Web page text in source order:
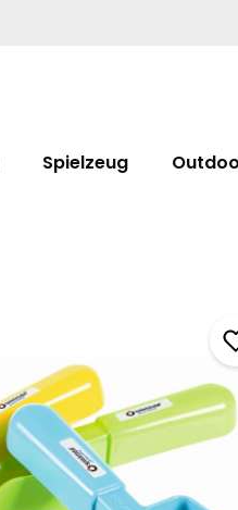
Spielzeug